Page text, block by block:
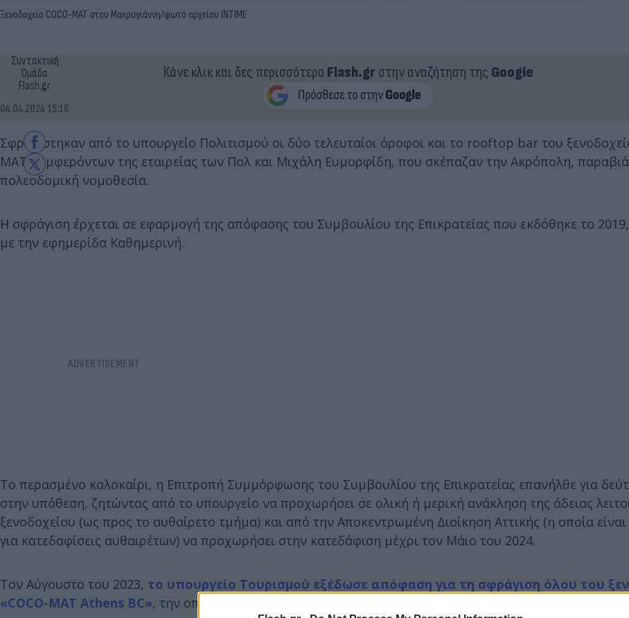
Ξενοδοχείο COCO-MAT στου Μακρυγιάννη/φωτό αρχείου INTIME
Συντακτική
Ομάδα
Flash.gr
04.04.2024 15:16
Κάνε κλικ και δες περισσότερο Flash.grστην αναζήτηση της Google
Σφραγίστηκαν από το υπουργείο Πολιτισμού οι δύο τελευταίοι όροφοι και το rooftop bar του
MAT συμφερόντων της εταιρείας των Πολ και Μιχάλη Ευμορφίδη, που σκέπαζαν την Ακρόπολη,
πολεοδομική νομοθεσία.
Η σφράγιση έρχεται σε εφαρμογή της απόφασης του Συμβουλίου της Επικρατείας που εκδόθηκε το
με την εφημερίδα Καθημερινή.
Το περασμένο καλοκαίρι, η Επιτροπή Συμμόρφωσης του Συμβουλίου της Επικρατείας επανήλθε για
στην υπόθεση, ζητώντας από το υπουργείο να προχωρήσει σε ολική ή μερική ανάκληση της άδειας
ξενοδοχείου (ως προς το αυθαίρετο τμήμα) και από την Αποκεντρωμένη Διοίκηση Αττικής (η οποία
για κατεδαφίσεις αυθαιρέτων) να προχωρήσει στην κατεδάφιση μέχρι τον Μάιο του 2024.
Τον Αύγουστο του 2023, το υπουργείο Τουρισμού εξέδωσε απόφαση για τη σφράγιση όλου του
«COCO-MAT Athens BC», την οποία με νεότερη απόφαση μετέθεσε για ένα μήνα αργότερα.